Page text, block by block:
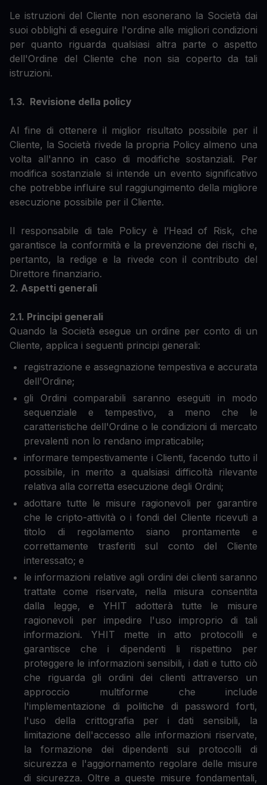
Le istruzioni del Cliente non esonerano la Società dai
suoi obblighi di eseguire l'ordine alle migliori condizioni
per quanto riguarda qualsiasi altra parte o aspetto
dell'Ordine del Cliente che non sia coperto da tali
istruzioni.
1.3. Revisione della policy
Al fine di ottenere il miglior risultato possibile per il
Cliente, la Società rivede la propria Policy almeno una
volta all'anno in caso di modifiche sostanziali. Per
modifica sostanziale si intende un evento significativo
che potrebbe influire sul raggiungimento della migliore
esecuzione possibile per il Cliente.
Il responsabile di tale Policy è l’Head of Risk, che
garantisce la conformità e la prevenzione dei rischi e,
pertanto, la redige e la rivede con il contributo del
Direttore finanziario.
2. Aspetti generali
2.1. Principi generali
Quando la Società esegue un ordine per conto di un
Cliente, applica i seguenti principi generali:
registrazione e assegnazione tempestiva e accurata
dell'Ordine;
gli Ordini comparabili saranno eseguiti in modo
sequenziale e tempestivo, a meno che le
caratteristiche dell'Ordine o le condizioni di mercato
prevalenti non lo rendano impraticabile;
informare tempestivamente i Clienti, facendo tutto il
possibile, in merito a qualsiasi difficoltà rilevante
relativa alla corretta esecuzione degli Ordini;
adottare tutte le misure ragionevoli per garantire
che le cripto-attività o i fondi del Cliente ricevuti a
titolo di regolamento siano prontamente e
correttamente trasferiti sul conto del Cliente
interessato; e
le informazioni relative agli ordini dei clienti saranno
trattate come riservate, nella misura consentita
dalla legge, e YHIT adotterà tutte le misure
ragionevoli per impedire l'uso improprio di tali
informazioni. YHIT mette in atto protocolli e
garantisce che i dipendenti li rispettino per
proteggere le informazioni sensibili, i dati e tutto ciò
che riguarda gli ordini dei clienti attraverso un
approccio multiforme che include
l'implementazione di politiche di password forti,
l'uso della crittografia per i dati sensibili, la
limitazione dell'accesso alle informazioni riservate,
la formazione dei dipendenti sui protocolli di
sicurezza e l'aggiornamento regolare delle misure
di sicurezza. Oltre a queste misure fondamentali,